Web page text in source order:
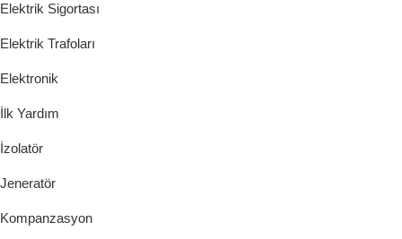
Elektrik Sigortası
Elektrik Trafoları
Elektronik
İlk Yardım
İzolatör
Jeneratör
Kompanzasyon